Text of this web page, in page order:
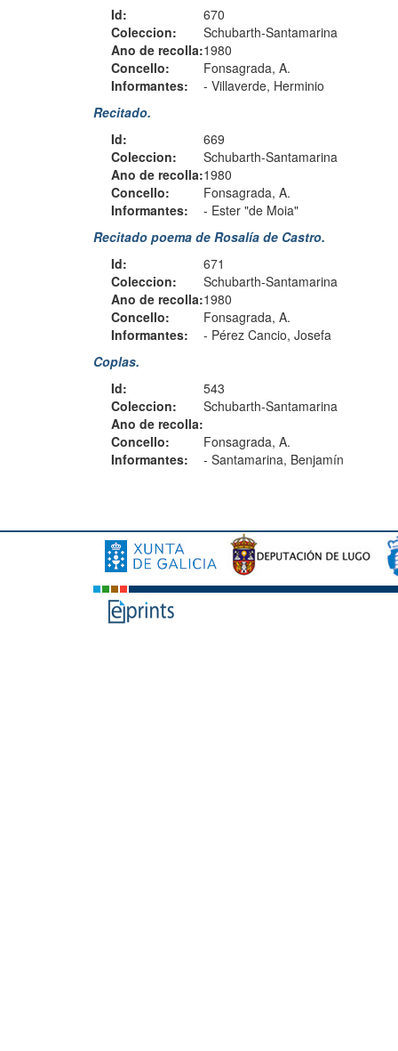
Id:
670
Coleccion:
Schubarth-Santamarina
Ano de recolla:1980
Concello:
Fonsagrada, A.
Informantes:
- Villaverde, Herminio
Recitado.
Id:
669
Coleccion:
Schubarth-Santamarina
Ano de recolla:1980
Concello:
Fonsagrada, A.
Informantes:
- Ester "de Moia"
Recitado poema de Rosalía de Castro.
Id:
671
Coleccion:
Schubarth-Santamarina
Ano de recolla:1980
Concello:
Fonsagrada, A.
Informantes:
- Pérez Cancio, Josefa
Coplas.
Id:
543
Coleccion:
Schubarth-Santamarina
Ano de recolla:
Concello:
Fonsagrada, A.
Informantes:
- Santamarina, Benjamín